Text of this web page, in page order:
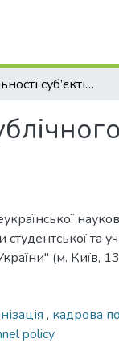
Аналіз діяльності суб’єктів системи публічного управління у контексті євроінтеграції
та
(м. Київ,
, кадрова
policy